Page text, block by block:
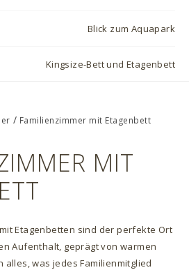
Blick zum Aquapark
Kingsize-Bett und Etagenbett
/ Familienzimmer mit Etagenbett
MIT
Etagenbetten sind der perfekte Ort
Aufenthalt, geprägt von warmen
was jedes Familienmitglied